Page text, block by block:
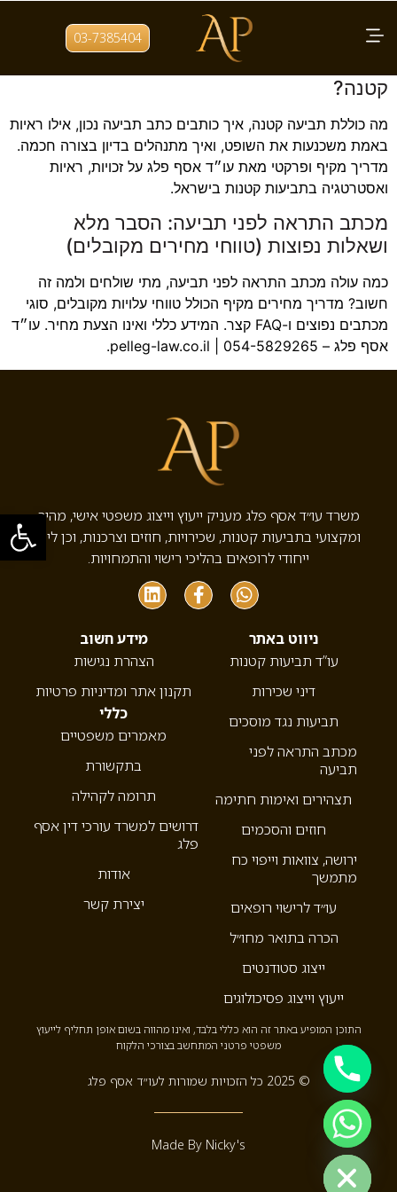
פתח
03-7385404 תגית: הוצאה לפועל
מה הדגשים החשובים לפני הגשת תביעה
קטנה?
מה כוללת תביעה קטנה, איך כותבים כתב תביעה נכון, אילו ראיות
באמת משכנעות את השופט, ואיך מתנהלים בדיון בצורה חכמה.
מדריך מקיף ופרקטי מאת עו״ד אסף פלג על זכויות, ראיות
ואסטרטגיה בתביעות קטנות בישראל.
מכתב התראה לפני תביעה: הסבר מלא
ושאלות נפוצות (טווחי מחירים מקובלים)
כמה עולה מכתב התראה לפני תביעה, מתי שולחים ולמה זה
חשוב? מדריך מחירים מקיף הכולל טווחי עלויות מקובלים, סוגי
מכתבים נפוצים ו-FAQ קצר. המידע כללי ואינו הצעת מחיר. עו״ד
אסף פלג – pelleg-law.co.il | 054-5829265.
משרד עו״ד אסף פלג מעניק ייעוץ וייצוג משפטי אישי, מהיר
ומקצועי בתביעות קטנות, שכירויות, חוזים וצרכנות, וכן ליווי
ייחודי לרופאים בהליכי רישוי והתמחויות.
ניווט באתר
עו”ד תביעות קטנות
דיני שכירות
תביעות נגד מוסכים
מכתב התראה לפני
תביעה
תצהירים ואימות חתימה
חוזים והסכמים
ירושה, צוואות וייפוי כח
מתמשך
עו״ד לרישוי רופאים
הכרה בתואר מחו״ל
ייצוג סטודנטים
ייעוץ וייצוג פסיכולוגים
מידע חשוב
הצהרת נגישות
תקנון אתר ומדיניות פרטיות
כללי
מאמרים משפטיים
בתקשורת
תרומה לקהילה
דרושים למשרד עורכי דין אסף
פלג
אודות
יצירת קשר
התוכן המופיע באתר זה הוא כללי בלבד, ואינו מהווה בשום אופן תחליף לייעוץ
משפטי פרטני המתחשב בצורכי הלקוח
© 2025 כל הזכויות שמורות לעו״ד אסף פלג
Made By Nicky's Hide